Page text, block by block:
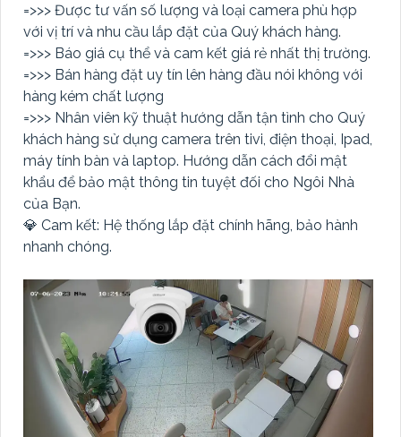
=>>> Được tư vấn số lượng và loại camera phù hợp
với vị trí và nhu cầu lắp đặt của Quý khách hàng.
=>>> Báo giá cụ thể và cam kết giá rẻ nhất thị trường.
=>>> Bán hàng đặt uy tín lên hàng đầu nói không với
hàng kém chất lượng
=>>> Nhân viên kỹ thuật hướng dẫn tận tình cho Quý
khách hàng sử dụng camera trên tivi, điện thoại, Ipad,
máy tính bàn và laptop. Hướng dẫn cách đổi mật
khẩu để bảo mật thông tin tuyệt đối cho Ngôi Nhà
của Bạn.
💎 Cam kết: Hệ thống lắp đặt chính hãng, bảo hành
nhanh chóng.